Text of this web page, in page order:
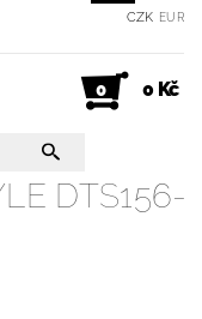
CZK EUR
0 0 Kč
DTS156-